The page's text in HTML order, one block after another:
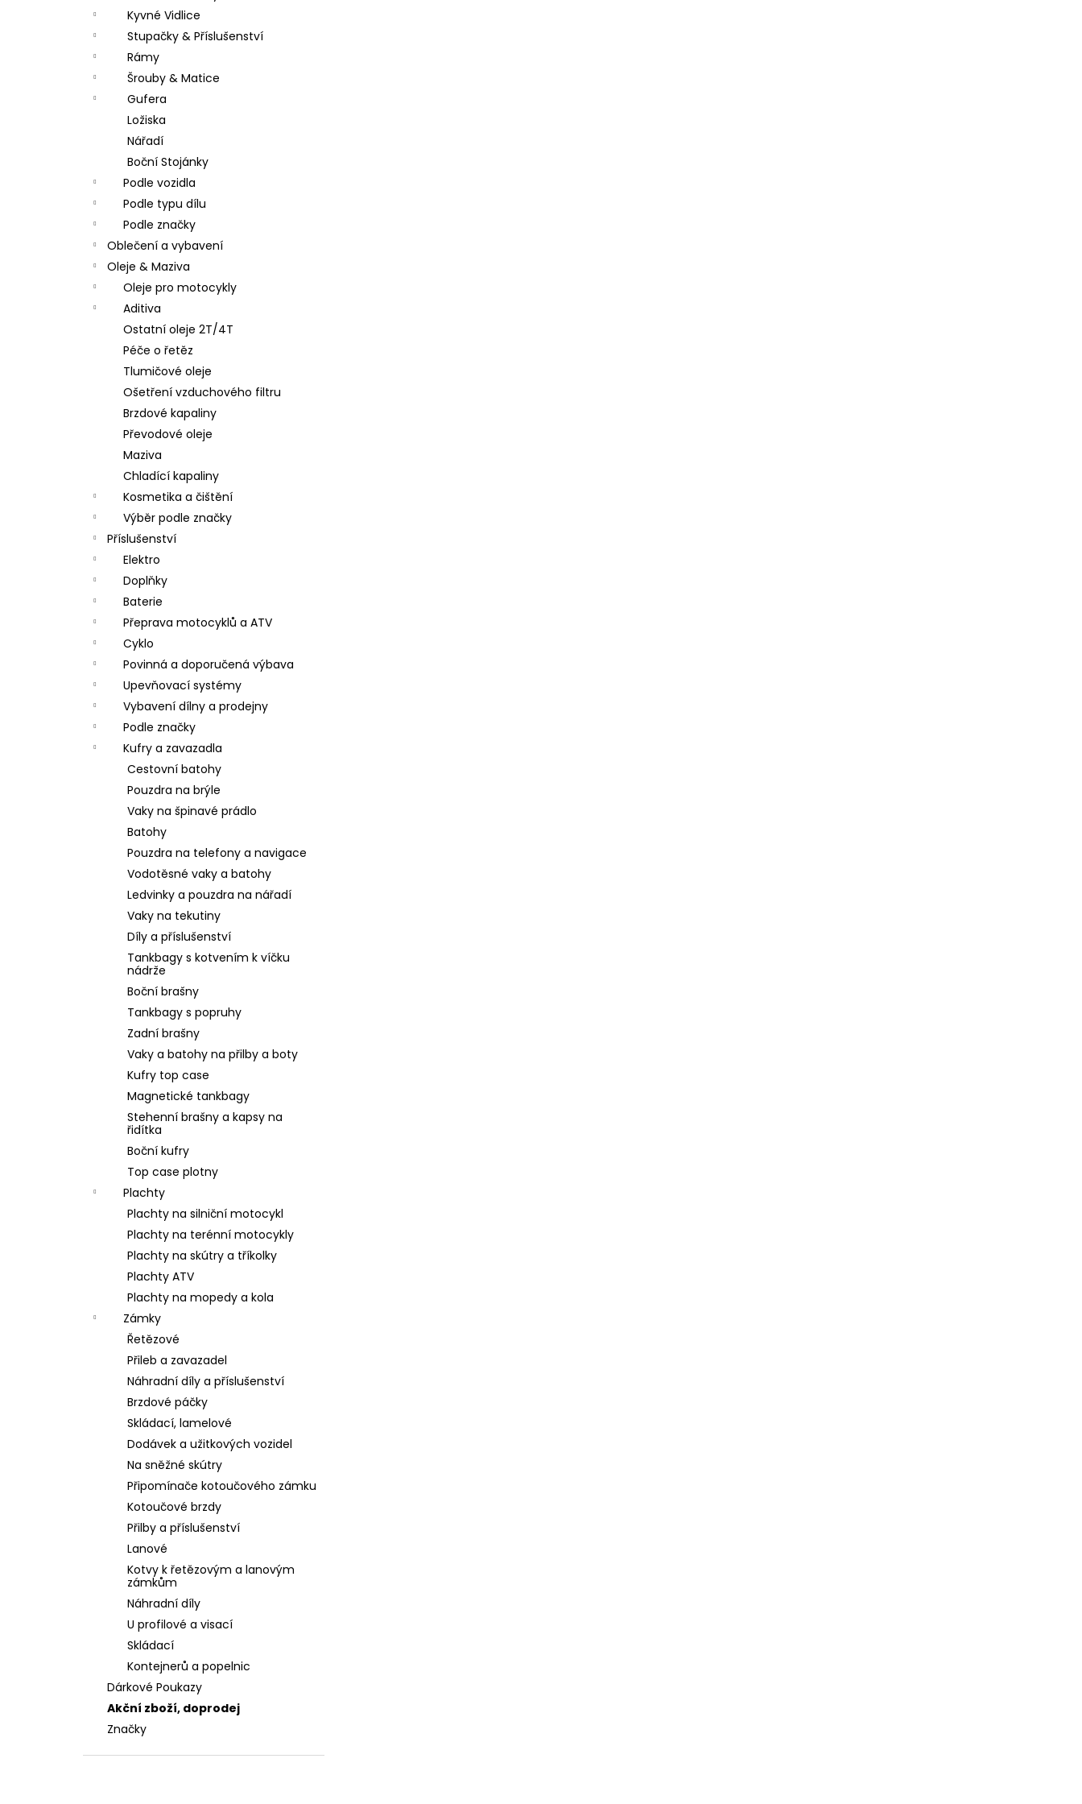
Kyvné Vidlice
Stupačky & Příslušenství
Rámy
Šrouby & Matice
Gufera
Ložiska
Nářadí
Boční Stojánky
Podle vozidla
Podle typu dílu
Podle značky
Oblečení a vybavení
Oleje & Maziva
Oleje pro motocykly
Aditiva
Ostatní oleje 2T/4T
Péče o řetěz
Tlumičové oleje
Ošetření vzduchového filtru
Brzdové kapaliny
Převodové oleje
Maziva
Chladící kapaliny
Kosmetika a čištění
Výběr podle značky
Příslušenství
Elektro
Doplňky
Baterie
Přeprava motocyklů a ATV
Cyklo
Povinná a doporučená výbava
Upevňovací systémy
Vybavení dílny a prodejny
Podle značky
Kufry a zavazadla
Cestovní batohy
Pouzdra na brýle
Vaky na špinavé prádlo
Batohy
Pouzdra na telefony a navigace
Vodotěsné vaky a batohy
Ledvinky a pouzdra na nářadí
Vaky na tekutiny
Díly a příslušenství
Tankbagy s kotvením k víčku
nádrže
Boční brašny
Tankbagy s popruhy
Zadní brašny
Vaky a batohy na přilby a boty
Kufry top case
Magnetické tankbagy
Stehenní brašny a kapsy na
řidítka
Boční kufry
Top case plotny
Plachty
Plachty na silniční motocykl
Plachty na terénní motocykly
Plachty na skútry a tříkolky
Plachty ATV
Plachty na mopedy a kola
Zámky
Řetězové
Přileb a zavazadel
Náhradní díly a příslušenství
Brzdové páčky
Skládací, lamelové
Dodávek a užitkových vozidel
Na sněžné skútry
Připomínače kotoučového zámku
Kotoučové brzdy
Přilby a příslušenství
Lanové
Kotvy k řetězovým a lanovým
zámkům
Náhradní díly
U profilové a visací
Skládací
Kontejnerů a popelnic
Dárkové Poukazy
Akční zboží, doprodej
Značky